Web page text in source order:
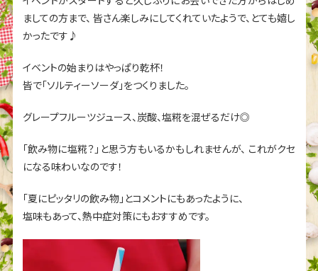
ましての方まで、 皆さん楽しみにしてくれていたようで、とても嬉し
かったです♪
イベントの始まりはやっぱり乾杯！
皆で「ソルティーソーダ」をつくりました。
グレープフルーツジュース、炭酸、塩糀を混ぜるだけ◎
「飲み物に塩糀？」と思う方もいるかもしれませんが、 これがクセ
になる味わいなのです！
「夏にピッタリの飲み物」とコメントにもあったように、
塩味もあって、熱中症対策にもおすすめです。